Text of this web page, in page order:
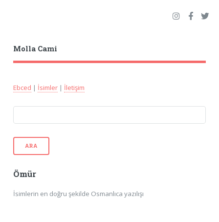
Molla Cami
Ebced | İsimler| İletişim
ARA
Ömür
İsimlerin en doğru şekilde Osmanlıca yazılışı